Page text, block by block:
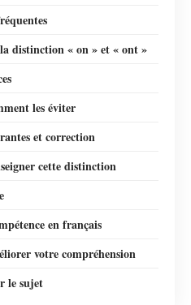
distinction « on » et « ont »
les éviter
et correction
cette distinction
en français
votre compréhension
le sujet